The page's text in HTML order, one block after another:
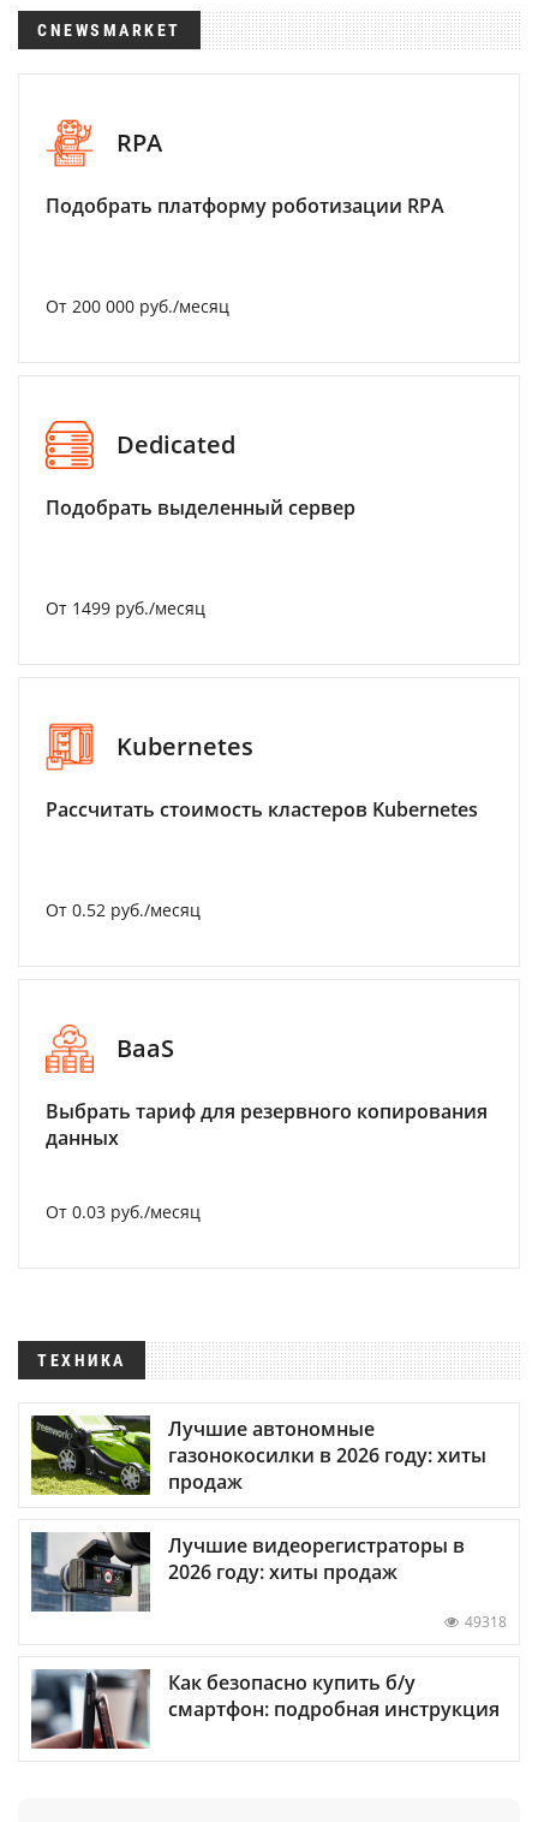
CNEWSMARKET
RPA
Подобрать платформу роботизации RPA
От 200 000 руб./месяц
Dedicated
Подобрать выделенный сервер
От 1499 руб./месяц
Kubernetes
Рассчитать стоимость кластеров Kubernetes
От 0.52 руб./месяц
BaaS
Выбрать тариф для резервного копирования
данных
От 0.03 руб./месяц
ТЕХНИКА
Лучшие автономные
газонокосилки в 2026 году: хиты
продаж
Лучшие видеорегистраторы в
2026 году: хиты продаж
49318
Как безопасно купить б/у
смартфон: подробная инструкция